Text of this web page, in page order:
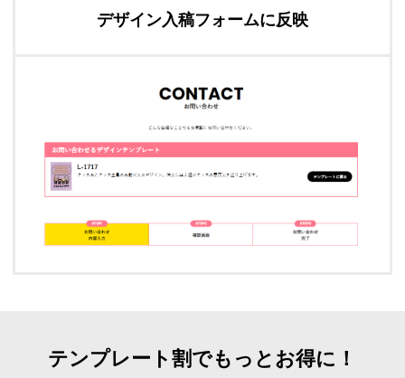
デザイン入稿フォームに反映
テンプレート割でもっとお得に！